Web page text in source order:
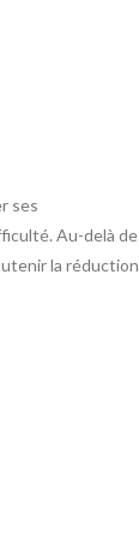
ses
Au-delà de
la réduction